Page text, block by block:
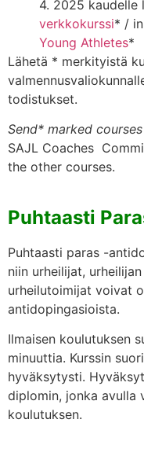
4. 2025 kaudelle
verkkokurssi* /
Young Athletes*
Lähetä * merkityistä
todistukset.
Send* marked
SAJL Coaches
the other courses.
Puhtaasti
Puhtaasti paras -
niin urheilijat,
urheilutoimijat voivat
antidopingasioista.
Ilmaisen koulutuksen
minuuttia. Kurssin
hyväksytysti.
diplomin, jonka avulla
koulutuksen.